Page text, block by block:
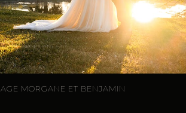
MORGANE ET BENJAMIN